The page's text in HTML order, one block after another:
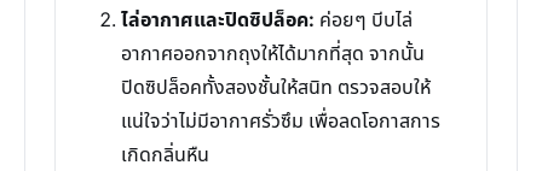
ไล่อากาศและปิดซิปล็อค: ค่อยๆ บีบไล่
อากาศออกจากถุงให้ได้มากที่สุด จากนั้น
ปิดซิปล็อคทั้งสองชั้นให้สนิท ตรวจสอบให้
แน่ใจว่าไม่มีอากาศรั่วซึม เพื่อลดโอกาสการ
เกิดกลิ่นหืน